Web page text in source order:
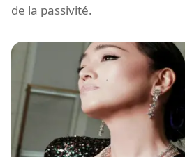
de la passivité.